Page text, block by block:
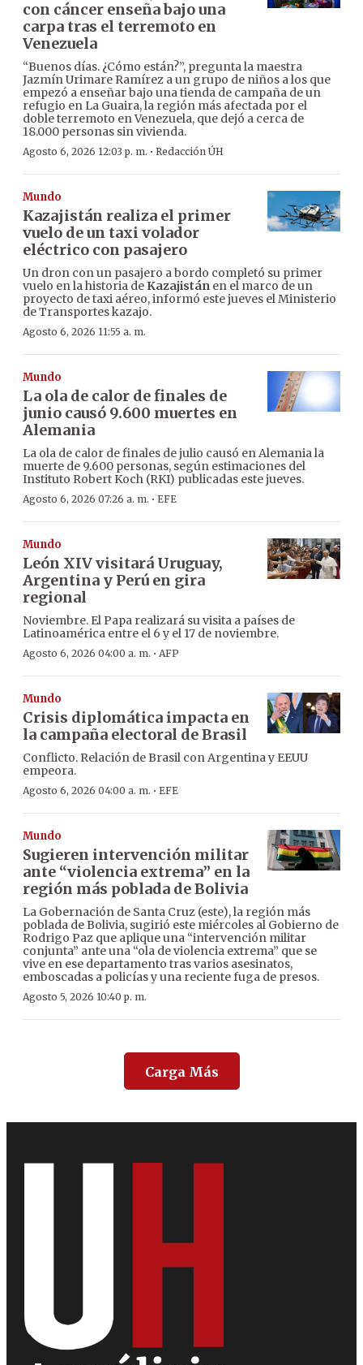
con cáncer enseña bajo una
carpa tras el terremoto en
Venezuela
“Buenos días. ¿Cómo están?”, pregunta la maestra
Jazmín Urimare Ramírez a un grupo de niños a los que
empezó a enseñar bajo una tienda de campaña de un
refugio en La Guaira, la región más afectada por el
doble terremoto en Venezuela, que dejó a cerca de
18.000 personas sin vivienda.
Agosto 6, 2026 12:03 p. m. · Redacción ÚH
Mundo
Kazajistán realiza el primer
vuelo de un taxi volador
eléctrico con pasajero
Un dron con un pasajero a bordo completó su primer
vuelo en la historia de Kazajistán en el marco de un
proyecto de taxi aéreo, informó este jueves el Ministerio
de Transportes kazajo.
Agosto 6, 2026 11:55 a. m.
Mundo
La ola de calor de finales de
junio causó 9.600 muertes en
Alemania
La ola de calor de finales de julio causó en Alemania la
muerte de 9.600 personas, según estimaciones del
Instituto Robert Koch (RKI) publicadas este jueves.
Agosto 6, 2026 07:26 a. m. · EFE
Mundo
León XIV visitará Uruguay,
Argentina y Perú en gira
regional
Noviembre. El Papa realizará su visita a países de
Latinoamérica entre el 6 y el 17 de noviembre.
Agosto 6, 2026 04:00 a. m. · AFP
Mundo
Crisis diplomática impacta en
la campaña electoral de Brasil
Conflicto. Relación de Brasil con Argentina y EEUU
empeora.
Agosto 6, 2026 04:00 a. m. · EFE
Mundo
Sugieren intervención militar
ante “violencia extrema” en la
región más poblada de Bolivia
La Gobernación de Santa Cruz (este), la región más
poblada de Bolivia, sugirió este miércoles al Gobierno de
Rodrigo Paz que aplique una “intervención militar
conjunta” ante una “ola de violencia extrema” que se
vive en ese departamento tras varios asesinatos,
emboscadas a policías y una reciente fuga de presos.
Agosto 5, 2026 10:40 p. m.
Carga Más